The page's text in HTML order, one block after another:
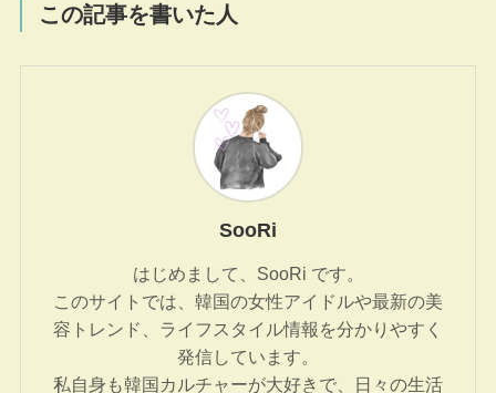
この記事を書いた人
SooRi
はじめまして、SooRi です。
このサイトでは、韓国の女性アイドルや最新の美
容トレンド、ライフスタイル情報を分かりやすく
発信しています。
私自身も韓国カルチャーが大好きで、日々の生活